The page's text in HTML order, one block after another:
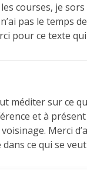
courses, je
pas le temps
pour ce texte
méditer sur ce
et à
Merci
ce qui se